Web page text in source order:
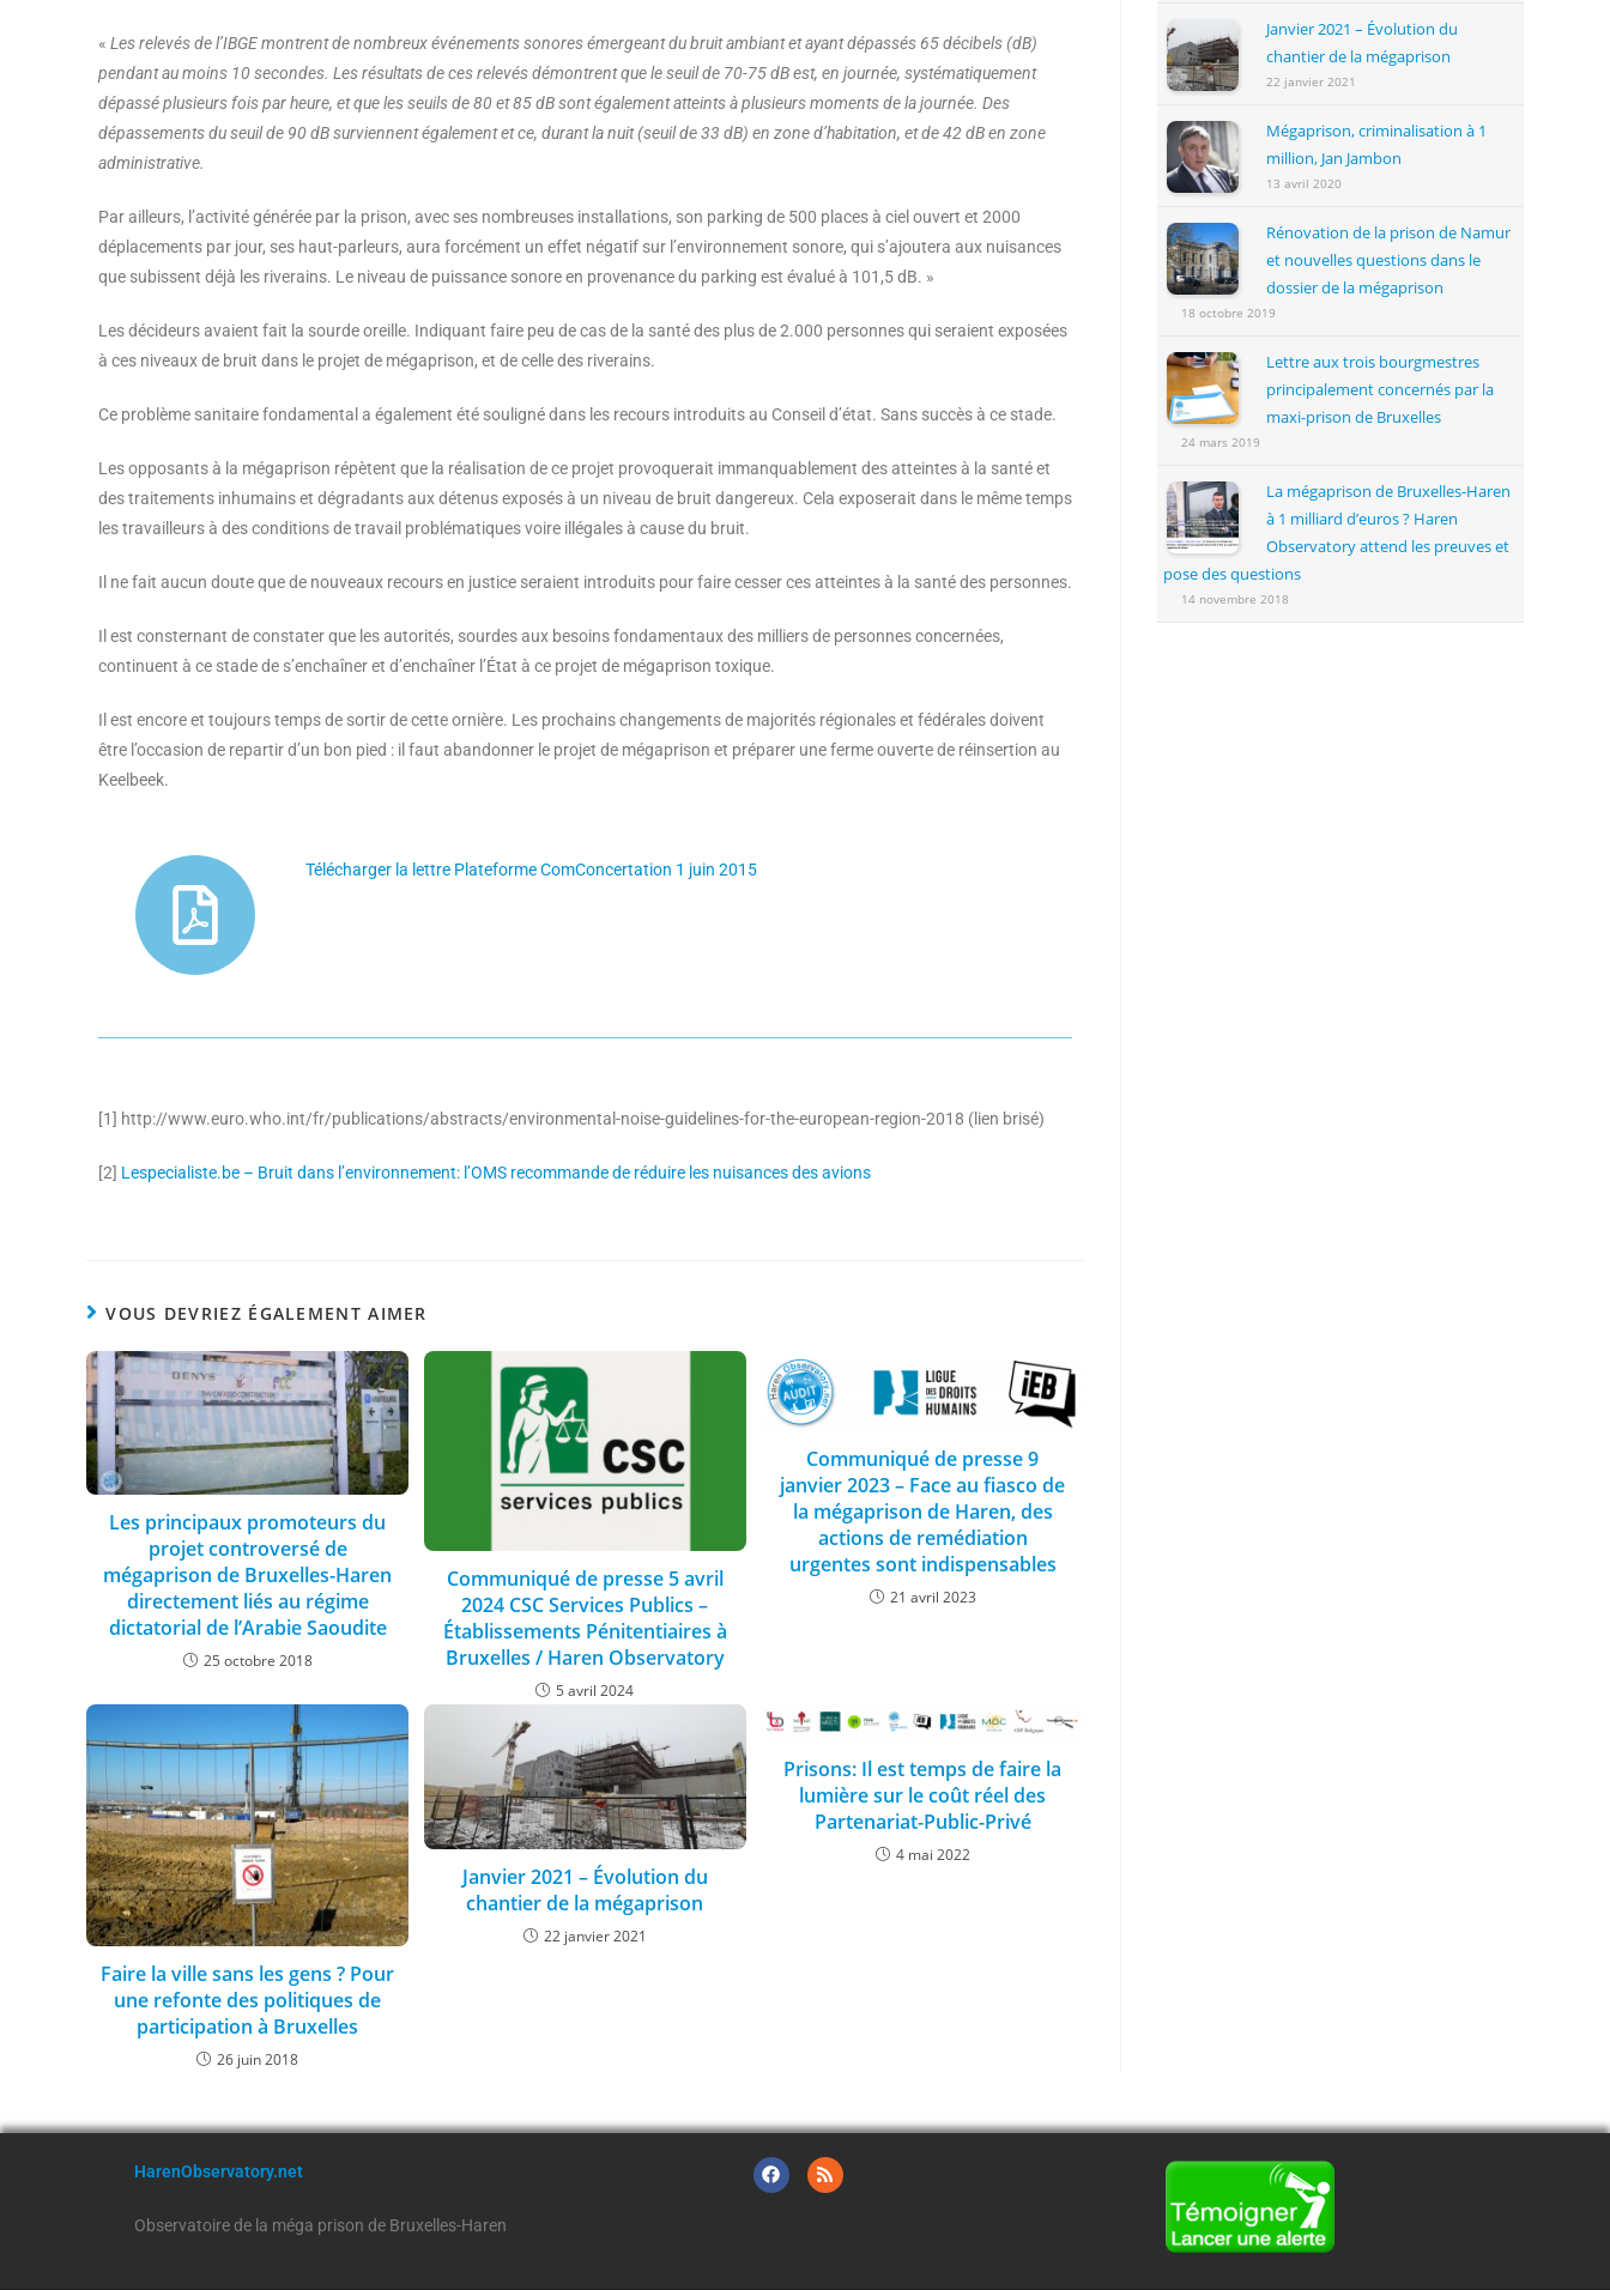
« Les relevés de l’IBGE montrent de nombreux événements sonores émergeant du bruit ambiant et ayant dépassés 65 décibels (dB)
pendant au moins 10 secondes. Les résultats de ces relevés démontrent que le seuil de 70-75 dB est, en journée, systématiquement
dépassé plusieurs fois par heure, et que les seuils de 80 et 85 dB sont également atteints à plusieurs moments de la journée. Des
dépassements du seuil de 90 dB surviennent également et ce, durant la nuit (seuil de 33 dB) en zone d’habitation, et de 42 dB en zone
administrative.
Par ailleurs, l’activité générée par la prison, avec ses nombreuses installations, son parking de 500 places à ciel ouvert et 2000
déplacements par jour, ses haut-parleurs, aura forcément un effet négatif sur l’environnement sonore, qui s’ajoutera aux nuisances
que subissent déjà les riverains. Le niveau de puissance sonore en provenance du parking est évalué à 101,5 dB. »
Les décideurs avaient fait la sourde oreille. Indiquant faire peu de cas de la santé des plus de 2.000 personnes qui seraient exposées
à ces niveaux de bruit dans le projet de mégaprison, et de celle des riverains.
Ce problème sanitaire fondamental a également été souligné dans les recours introduits au Conseil d’état. Sans succès à ce stade.
Les opposants à la mégaprison répètent que la réalisation de ce projet provoquerait immanquablement des atteintes à la santé et
des traitements inhumains et dégradants aux détenus exposés à un niveau de bruit dangereux. Cela exposerait dans le même temps
les travailleurs à des conditions de travail problématiques voire illégales à cause du bruit.
Il ne fait aucun doute que de nouveaux recours en justice seraient introduits pour faire cesser ces atteintes à la santé des personnes.
Il est consternant de constater que les autorités, sourdes aux besoins fondamentaux des milliers de personnes concernées,
continuent à ce stade de s’enchaîner et d’enchaîner l’État à ce projet de mégaprison toxique.
Il est encore et toujours temps de sortir de cette ornière. Les prochains changements de majorités régionales et fédérales doivent
être l’occasion de repartir d’un bon pied : il faut abandonner le projet de mégaprison et préparer une ferme ouverte de réinsertion au
Keelbeek.
Télécharger la lettre Plateforme ComConcertation 1 juin 2015
[1] http://www.euro.who.int/fr/publications/abstracts/environmental-noise-guidelines-for-the-european-region-2018 (lien brisé)
[2] Lespecialiste.be – Bruit dans l’environnement: l’OMS recommande de réduire les nuisances des avions
VOUS DEVRIEZ ÉGALEMENT AIMER
Les principaux promoteurs du
projet controversé de
mégaprison de Bruxelles-Haren
directement liés au régime
dictatorial de l’Arabie Saoudite
25 octobre 2018
Communiqué de presse 5 avril
2024 CSC Services Publics –
Établissements Pénitentiaires à
Bruxelles / Haren Observatory
5 avril 2024
Communiqué de presse 9
janvier 2023 – Face au fiasco de
la mégaprison de Haren, des
actions de remédiation
urgentes sont indispensables
21 avril 2023
Faire la ville sans les gens ? Pour
une refonte des politiques de
participation à Bruxelles
26 juin 2018
Janvier 2021 – Évolution du
chantier de la mégaprison
22 janvier 2021
Prisons: Il est temps de faire la
lumière sur le coût réel des
Partenariat-Public-Privé
4 mai 2022
Janvier 2021 – Évolution du
chantier de la mégaprison
22 janvier 2021
Mégaprison, criminalisation à 1
million, Jan Jambon
13 avril 2020
Rénovation de la prison de Namur
et nouvelles questions dans le
dossier de la mégaprison
18 octobre 2019
Lettre aux trois bourgmestres
principalement concernés par la
maxi-prison de Bruxelles
24 mars 2019
La mégaprison de Bruxelles-Haren
à 1 milliard d’euros ? Haren
Observatory attend les preuves et
pose des questions
14 novembre 2018
HarenObservatory.net
Observatoire de la méga prison de Bruxelles-Haren